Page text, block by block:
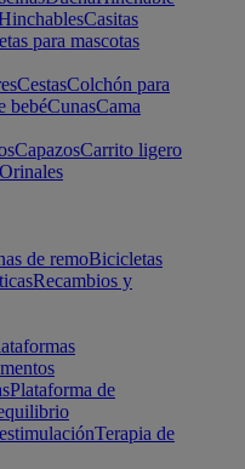
Casitas
para mascotas
CestasColchón para
bebéCunasCama
CapazosCarrito ligero
Orinales
de remoBicicletas
Recambios y
Plataforma de
Terapia de